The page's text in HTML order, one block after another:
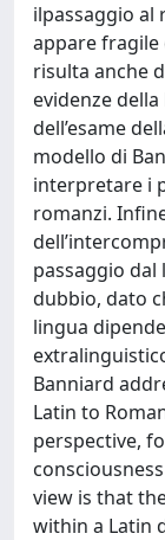
ilpassaggio al
appare fragile
risulta anche
evidenze
dell’esame
modello di
interpretare i
romanzi.
passaggio
dubbio, dato
lingua
Banniard
Latin to
perspective,
view is that
within a Latin